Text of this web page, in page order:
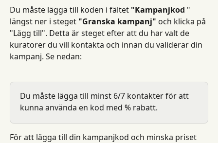
Du måste lägga till koden i fältet "Kampanjkod "
längst ner i steget "Granska kampanj" och klicka på
"Lägg till". Detta är steget efter att du har valt de
kuratorer du vill kontakta och innan du validerar din
kampanj. Se nedan:
Du måste lägga till minst 6/7 kontakter för att
kunna använda en kod med % rabatt.
För att lägga till din kampanjkod och minska priset